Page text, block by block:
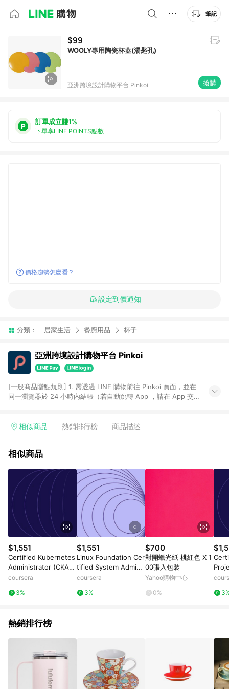
筆記
$99
WOOLY專用陶瓷杯蓋(湯匙孔)
亞洲跨境設計購物平台 Pinkoi 搶購
訂單成立賺1%
下單享LINE POINTS點數
價格趨勢怎麼看？
設定到價通知
分類： 居家生活 餐廚用品 杯子
亞洲跨境設計購物平台 Pinkoi
[一般商品贈點規則] 1. 需透過 LINE 購物前往 Pinkoi 頁面，並在
同一瀏覽器於 24 小時內結帳（若自動跳轉 App ，請在 App 交
回饋訂單不得享有 Pinkoi 站方優惠，例如首購優惠，P coins，
行為，不具贈點資格，部分退款不在此限。 6. APP 請更新至
貨後 45 天後發送。 8. 群眾募資商品，禮物卡，開館保證金，補
運費，攤位費等不具贈點資格。 9. LINE 購物站上之商品規格、
顏色、價位、贈品如與 Pinkoi 商品資訊頁及購物車不符，以
Pinkoi 購物商品資訊頁及購物車標示為準。 10. 點數紅包使用規
則請以點數紅包活動說明為準。 11. 若於 LINE 購物前往 Pinkoi
頁面後才首次下載 Pinkoi APP 並完成訂單，不符合導購資格；承
上，首次下載 Pinkoi APP 後，需透過 LINE 購物前往 Pinkoi 頁
面，方享導購資格。
相似商品 熱銷排行榜 商品描述
相似商品
$1,551
Certified Kubernetes
Administrator (CKA):
Unit 3
coursera
3%
$1,551
Linux Foundation Cer
tified System Admini
strator (LFCS): Unit 3
coursera
3%
$700
對開蠟光紙 桃紅色 X 1
00張入包裝
Yahoo購物中心
0%
熱銷排行榜